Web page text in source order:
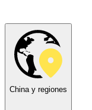
China y regiones